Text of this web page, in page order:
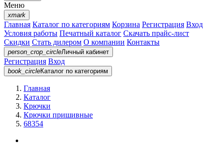
Меню
xmark
Главная Каталог по категориям Корзина Регистрация Вход
Условия работы Печатный каталог Скачать прайс-лист
Скидки Стать дилером О компании Контакты
person_crop_circleЛичный кабинет
Регистрация Вход
book_circleКаталог по категориям
Главная
Каталог
Крючки
Крючки пришивные
68354